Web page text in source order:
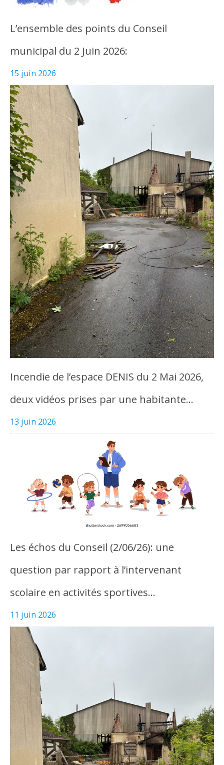
L’ensemble des points du Conseil
municipal du 2 Juin 2026:
15 juin 2026
Incendie de l’espace DENIS du 2 Mai 2026,
deux vidéos prises par une habitante…
13 juin 2026
Les échos du Conseil (2/06/26): une
question par rapport à l’intervenant
scolaire en activités sportives…
11 juin 2026